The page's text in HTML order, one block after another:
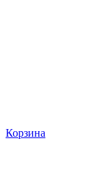
Корзина